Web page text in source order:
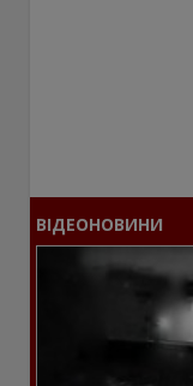
ВІДЕОНОВИНИ